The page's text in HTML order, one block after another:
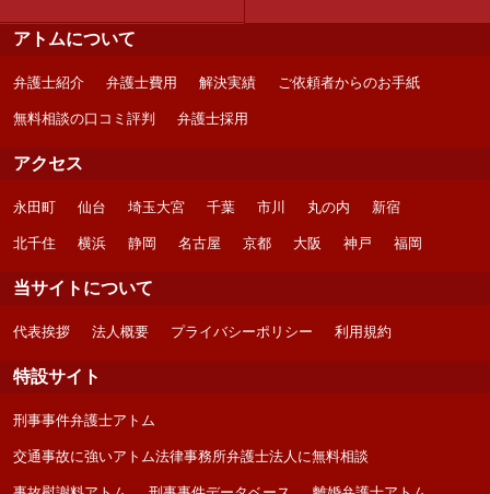
アトムについて
弁護士紹介 弁護士費用 解決実績 ご依頼者からのお手紙
無料相談の口コミ評判 弁護士採用
アクセス
永田町 仙台 埼玉大宮 千葉 市川 丸の内 新宿
北千住 横浜 静岡 名古屋 京都 大阪 神戸 福岡
当サイトについて
代表挨拶 法人概要 プライバシーポリシー 利用規約
特設サイト
刑事事件弁護士アトム
交通事故に強いアトム法律事務所弁護士法人に無料相談